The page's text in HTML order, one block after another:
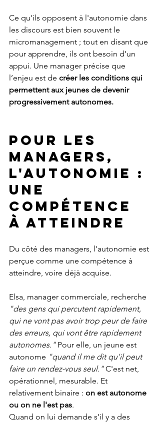
Ce qu'ils opposent à l'autonomie dans
les discours est bien souvent le
micromanagement ; tout en disant que
pour apprendre, ils ont besoin d’un
appui. Une manager précise que
l’enjeu est de créer les conditions qui
permettent aux jeunes de devenir
progressivement autonomes.
Pour les
managers,
l'autonomie :
une
compétence
à atteindre
Du côté des managers, l'autonomie est
perçue comme une compétence à
atteindre, voire déjà acquise.
Elsa, manager commerciale, recherche
"des gens qui percutent rapidement,
qui ne vont pas avoir trop peur de faire
des erreurs, qui vont être rapidement
autonomes." Pour elle, un jeune est
autonome "quand il me dit qu'il peut
faire un rendez-vous seul." C'est net,
opérationnel, mesurable. Et
relativement binaire : on est autonome
ou on ne l'est pas.
Quand on lui demande s’il y a des